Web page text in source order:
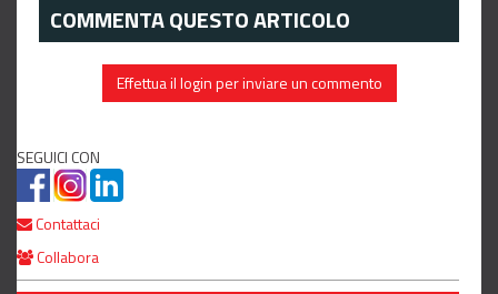
COMMENTA QUESTO ARTICOLO
Effettua il login per inviare un commento
SEGUICI CON
Contattaci
Collabora